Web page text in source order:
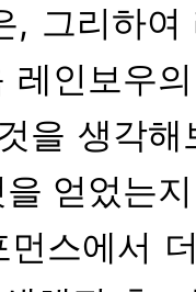
그리하
인보우
을 생각
얻었는
스에서